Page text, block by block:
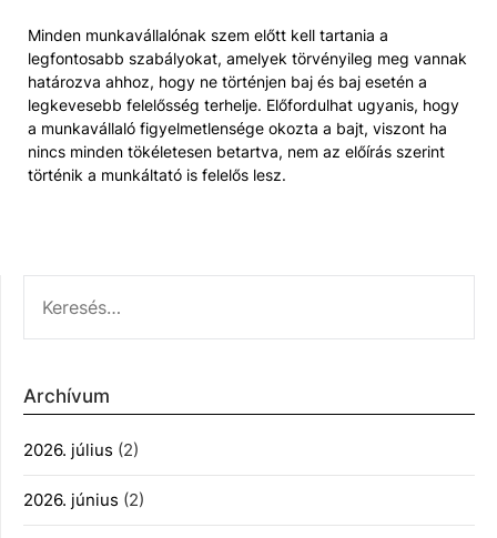
Minden munkavállalónak szem előtt kell tartania a
legfontosabb szabályokat, amelyek törvényileg meg vannak
határozva ahhoz, hogy ne történjen baj és baj esetén a
legkevesebb felelősség terhelje. Előfordulhat ugyanis, hogy
a munkavállaló figyelmetlensége okozta a bajt, viszont ha
nincs minden tökéletesen betartva, nem az előírás szerint
történik a munkáltató is felelős lesz.
Archívum
2026. július (2)
2026. június (2)